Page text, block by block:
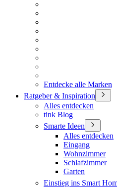
Entdecke alle Marken
Ratgeber & Inspiration
Alles entdecken
tink Blog
Smarte Ideen
Alles entdecken
Eingang
Wohnzimmer
Schlafzimmer
Garten
Einstieg ins Smart